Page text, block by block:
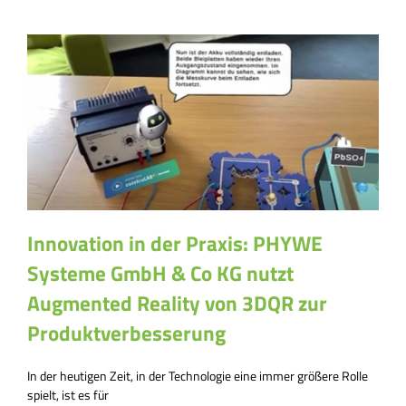
Innovation in der Praxis: PHYWE
Systeme GmbH & Co KG nutzt
Augmented Reality von 3DQR zur
Produktverbesserung
In der heutigen Zeit, in der Technologie eine immer größere Rolle
spielt, ist es für